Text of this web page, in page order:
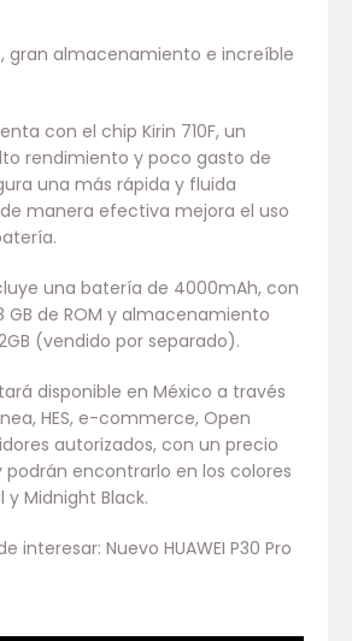
gran almacenamiento e increíble
con el chip Kirin 710F, un
rendimiento y poco gasto de
una más rápida y fluida
manera efectiva mejora el uso
una batería de 4000mAh, con
GB de ROM y almacenamiento
(vendido por separado).
disponible en México a través
HES, e-commerce, Open
autorizados, con un precio
podrán encontrarlo en los colores
y Midnight Black.
interesar: Nuevo HUAWEI P30 Pro